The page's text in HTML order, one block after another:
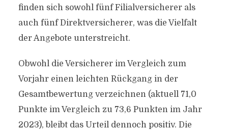
finden sich sowohl fünf Filialversicherer als
auch fünf Direktversicherer, was die Vielfalt
der Angebote unterstreicht.
Obwohl die Versicherer im Vergleich zum
Vorjahr einen leichten Rückgang in der
Gesamtbewertung verzeichnen (aktuell 71,0
Punkte im Vergleich zu 73,6 Punkten im Jahr
2023), bleibt das Urteil dennoch positiv. Die